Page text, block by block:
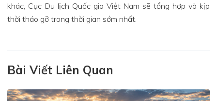
khác, Cục Du lịch Quốc gia Việt Nam sẽ tổng hợp và kịp
thời tháo gỡ trong thời gian sớm nhất.
Bài Viết Liên Quan